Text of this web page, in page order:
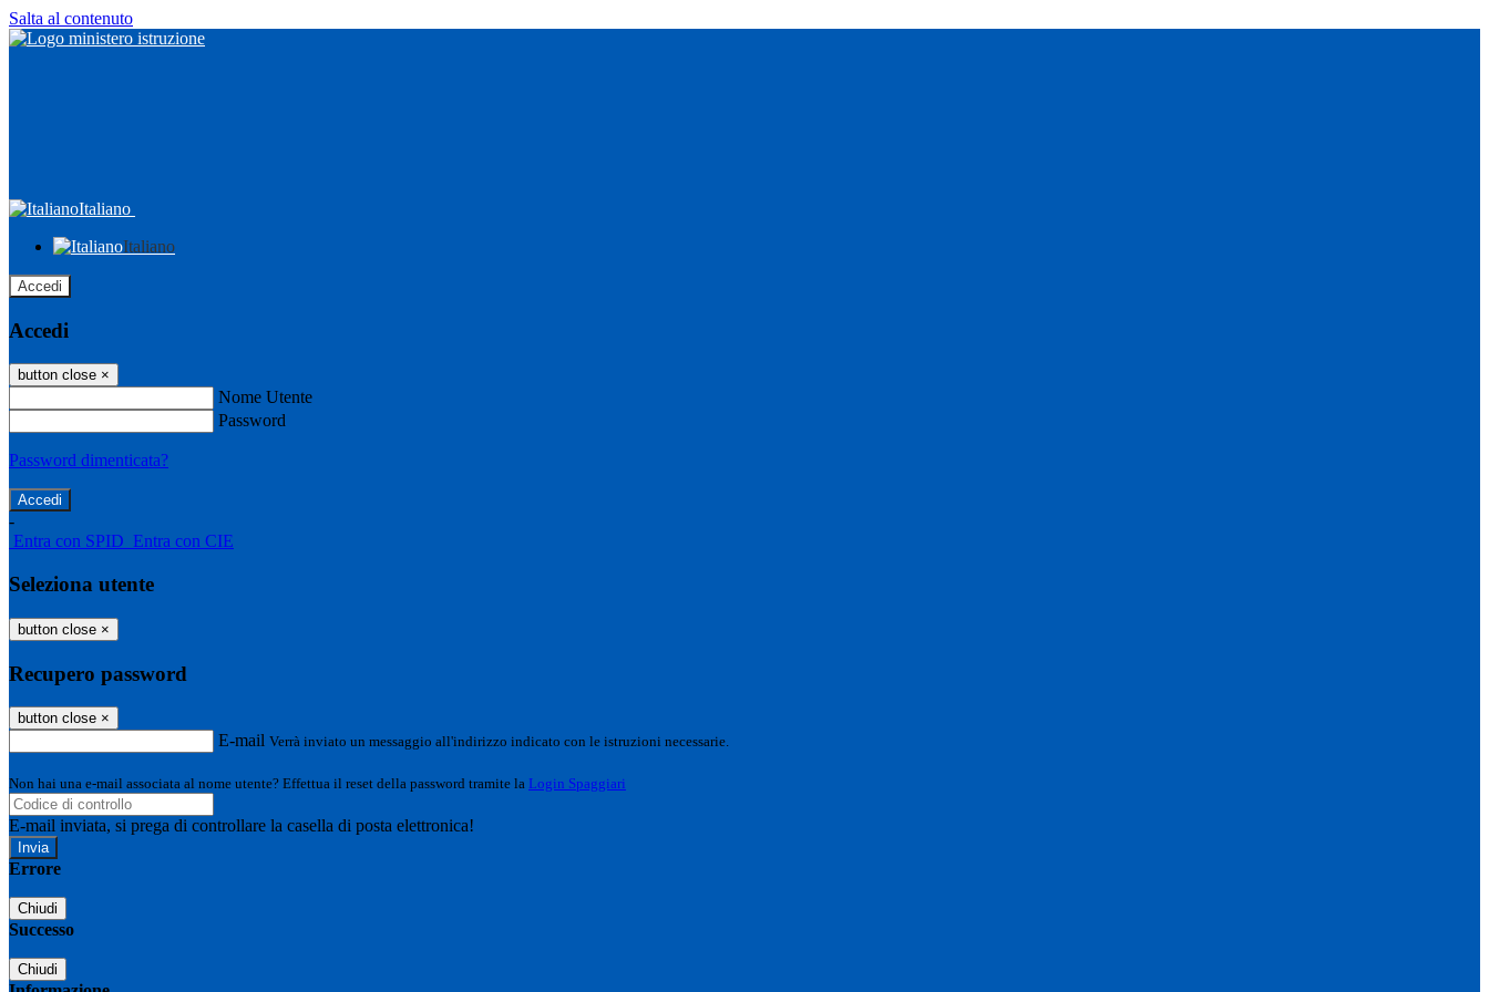
Salta al contenuto
Italiano
Italiano
Accedi
Accedi
button close ×
Nome Utente
Password
Password dimenticata?
-
Entra con SPID Entra con CIE
Seleziona utente
button close ×
Recupero password
button close ×
E-mail Verrà inviato un messaggio all'indirizzo indicato con le istruzioni necessarie.
Non hai una e-mail associata al nome utente? Effettua il reset della password tramite la Login Spaggiari
E-mail inviata, si prega di controllare la casella di posta elettronica!
Errore
Chiudi
Successo
Chiudi